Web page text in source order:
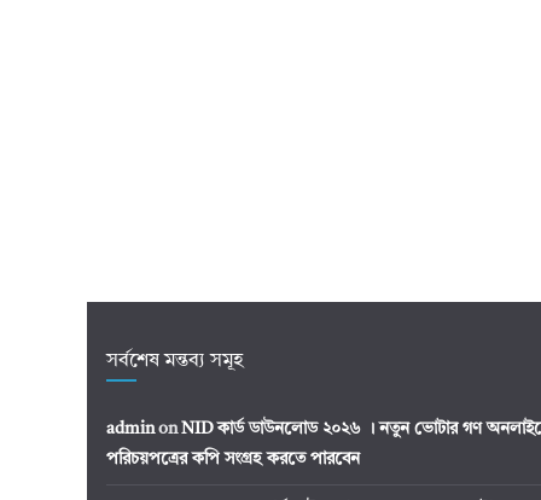
সর্বশেষ মন্তব্য সমূহ
adminonNID কার্ড ডাউনলোড ২০২৬ । নতুন ভোটার গণ
পরিচয়পত্রের কপি সংগ্রহ করতে পারবেন